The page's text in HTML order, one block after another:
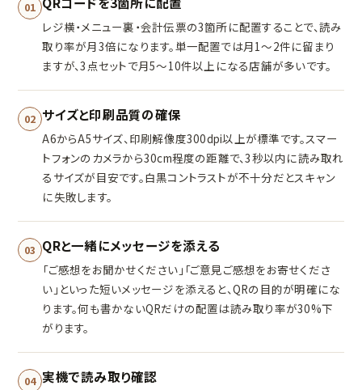
01
レジ横・メニュー裏・会計伝票の3箇所に配置することで、読み
取り率が月3倍になります。単一配置では月1〜2件に留まり
ますが、3点セットで月5〜10件以上になる店舗が多いです。
02 サイズと印刷品質の確保
A6からA5サイズ、印刷解像度300dpi以上が標準です。スマー
トフォンのカメラから30cm程度の距離で、3秒以内に読み取れ
るサイズが目安です。白黒コントラストが不十分だとスキャン
に失敗します。
03 QRと一緒にメッセージを添える
「ご感想をお聞かせください」「ご意見ご感想をお寄せくださ
い」といった短いメッセージを添えると、QRの目的が明確にな
ります。何も書かないQRだけの配置は読み取り率が30%下
がります。
04 実機で読み取り確認